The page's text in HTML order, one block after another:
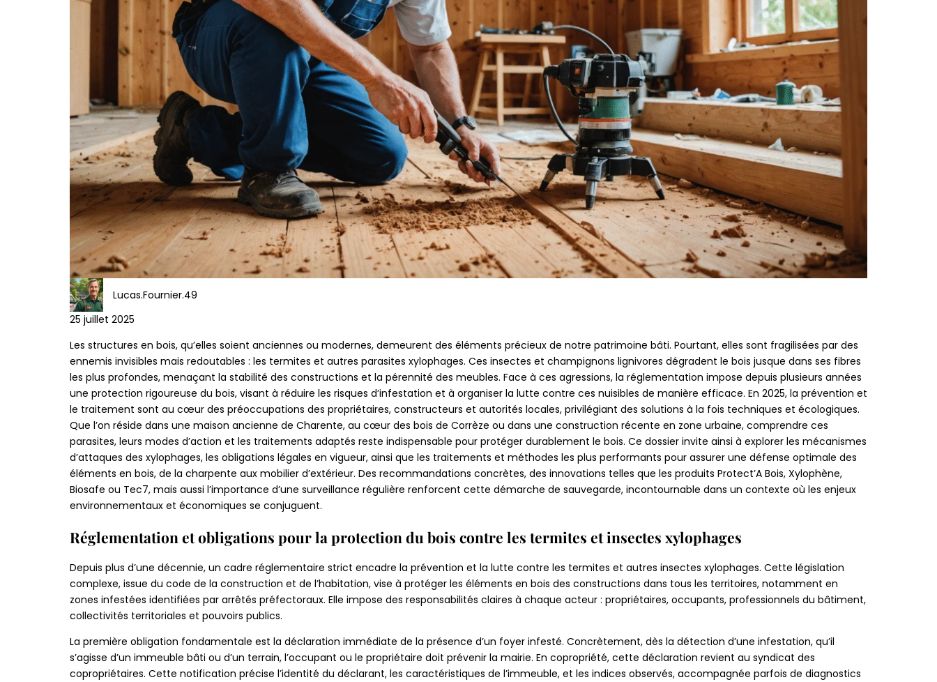
Lucas.Fournier.49
25 juillet 2025
Les structures en bois, qu’elles soient anciennes ou modernes, demeurent des éléments précieux de notre patrimoine bâti. Pourtant, elles sont fragilisées par des
ennemis invisibles mais redoutables : les termites et autres parasites xylophages. Ces insectes et champignons lignivores dégradent le bois jusque dans ses fibres
les plus profondes, menaçant la stabilité des constructions et la pérennité des meubles. Face à ces agressions, la réglementation impose depuis plusieurs années
une protection rigoureuse du bois, visant à réduire les risques d’infestation et à organiser la lutte contre ces nuisibles de manière efficace. En 2025, la prévention et
le traitement sont au cœur des préoccupations des propriétaires, constructeurs et autorités locales, privilégiant des solutions à la fois techniques et écologiques.
Que l’on réside dans une maison ancienne de Charente, au cœur des bois de Corrèze ou dans une construction récente en zone urbaine, comprendre ces
parasites, leurs modes d’action et les traitements adaptés reste indispensable pour protéger durablement le bois. Ce dossier invite ainsi à explorer les mécanismes
d’attaques des xylophages, les obligations légales en vigueur, ainsi que les traitements et méthodes les plus performants pour assurer une défense optimale des
éléments en bois, de la charpente aux mobilier d’extérieur. Des recommandations concrètes, des innovations telles que les produits Protect’A Bois, Xylophène,
Biosafe ou Tec7, mais aussi l’importance d’une surveillance régulière renforcent cette démarche de sauvegarde, incontournable dans un contexte où les enjeux
environnementaux et économiques se conjuguent.
Réglementation et obligations pour la protection du bois contre les termites et insectes xylophages
Depuis plus d’une décennie, un cadre réglementaire strict encadre la prévention et la lutte contre les termites et autres insectes xylophages. Cette législation
complexe, issue du code de la construction et de l’habitation, vise à protéger les éléments en bois des constructions dans tous les territoires, notamment en
zones infestées identifiées par arrêtés préfectoraux. Elle impose des responsabilités claires à chaque acteur : propriétaires, occupants, professionnels du bâtiment,
collectivités territoriales et pouvoirs publics.
La première obligation fondamentale est la déclaration immédiate de la présence d’un foyer infesté. Concrètement, dès la détection d’une infestation, qu’il
s’agisse d’un immeuble bâti ou d’un terrain, l’occupant ou le propriétaire doit prévenir la mairie. En copropriété, cette déclaration revient au syndicat des
copropriétaires. Cette notification précise l’identité du déclarant, les caractéristiques de l’immeuble, et les indices observés, accompagnée parfois de diagnostics